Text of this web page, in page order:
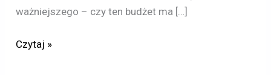
ważniejszego – czy ten budżet ma […]
Czytaj »